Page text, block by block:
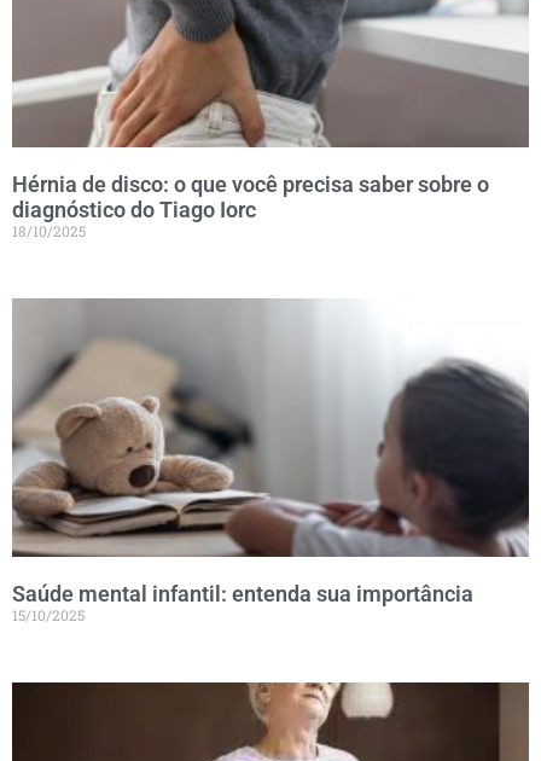
Hérnia de disco: o que você precisa saber sobre o
diagnóstico do Tiago Iorc
18/10/2025
Saúde mental infantil: entenda sua importância
15/10/2025